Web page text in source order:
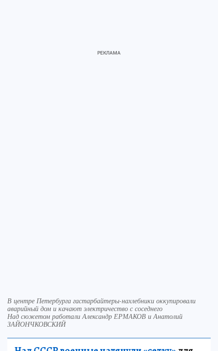
В центре Петербурга гастарбайтеры-нахлебники оккупировали
аварийный дом и качают электричество с соседнего
Над сюжетом работали Александр ЕРМАКОВ и Анатолий
ЗАЙОНЧКОВСКИЙ